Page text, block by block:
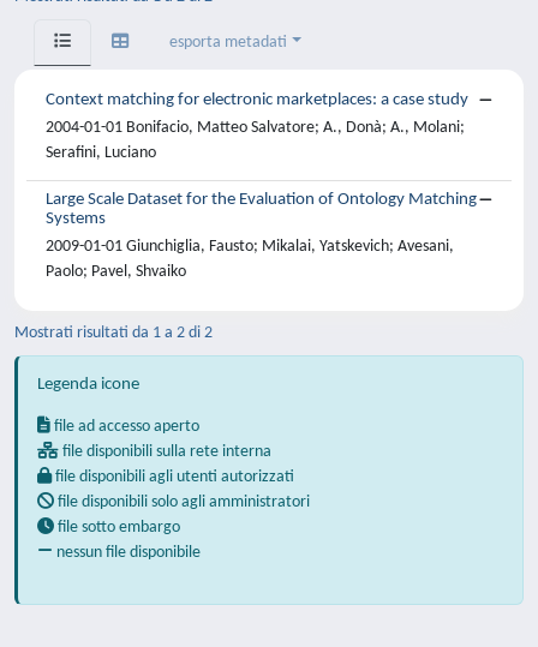
esporta metadati
Context matching for electronic marketplaces: a case study
2004-01-01 Bonifacio, Matteo Salvatore; A., Donà; A., Molani;
Serafini, Luciano
Large Scale Dataset for the Evaluation of Ontology Matching
Systems
2009-01-01 Giunchiglia, Fausto; Mikalai, Yatskevich; Avesani,
Paolo; Pavel, Shvaiko
Mostrati risultati da 1 a 2 di 2
Legenda icone
file ad accesso aperto
file disponibili sulla rete interna
file disponibili agli utenti autorizzati
file disponibili solo agli amministratori
file sotto embargo
nessun file disponibile